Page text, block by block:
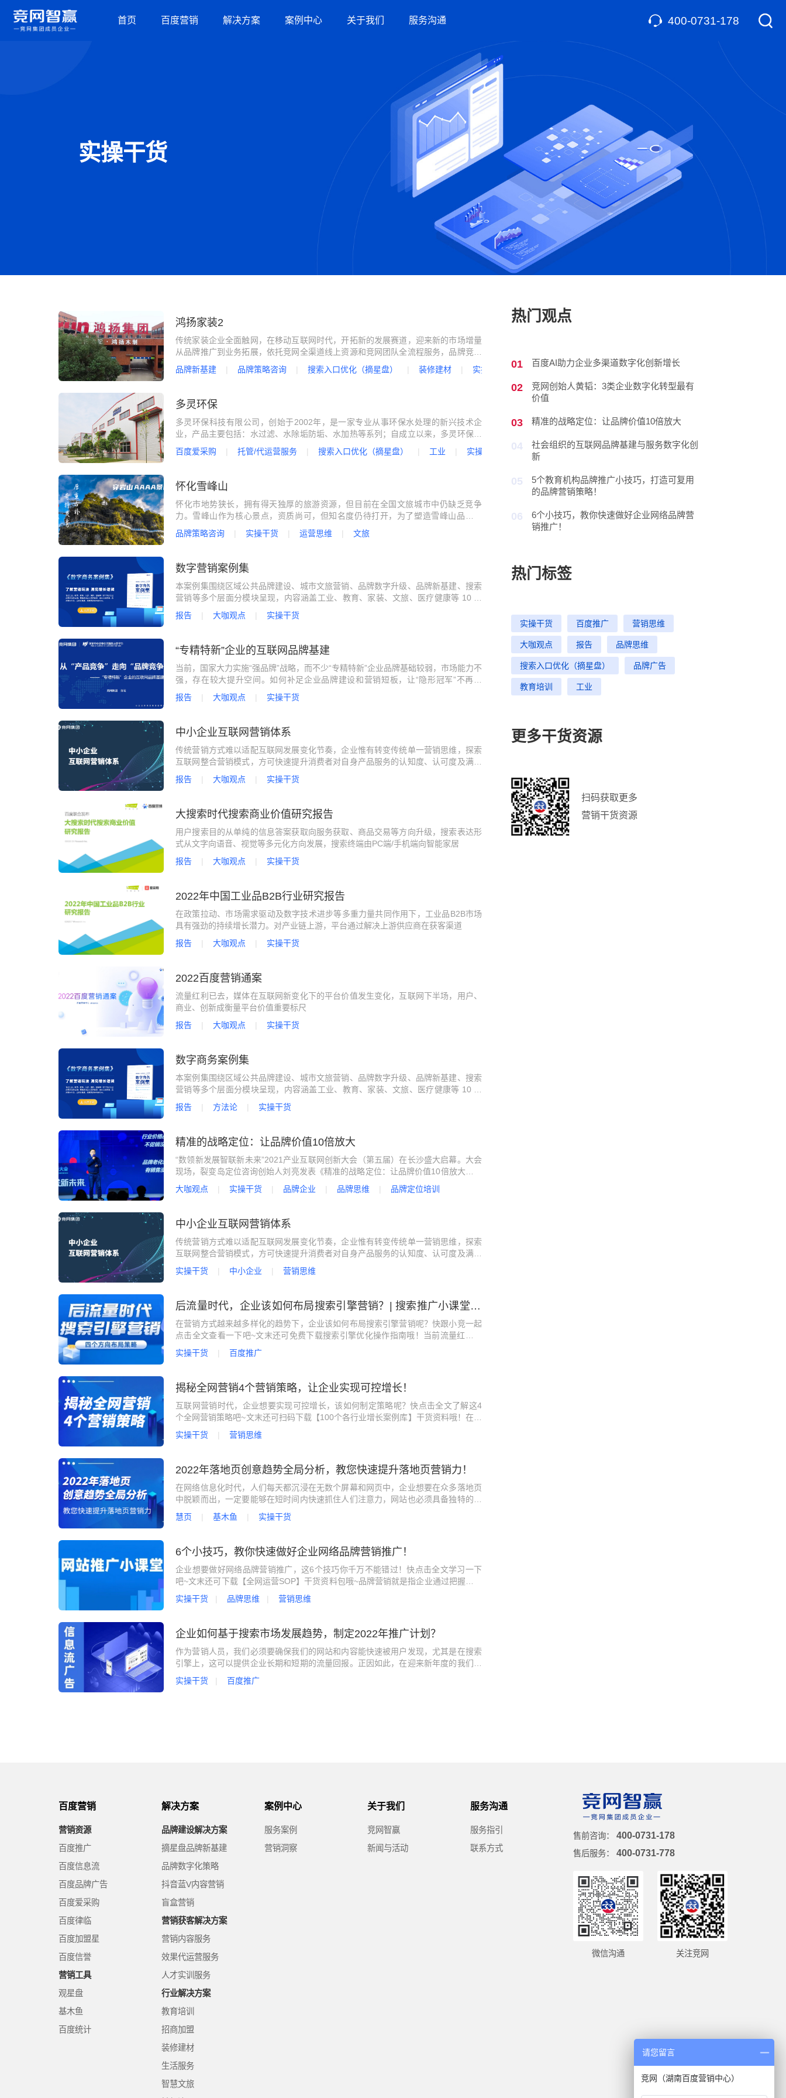
首页 百度营销
百度信誉
解决方案 案例中心 关于我们
新闻与活动
服务沟通
服务指引
联系方式
400-0731-178
实操干货
鸿扬家装2
传统家装企业全面触网，在移动互联网时代，开拓新的发展赛道，迎来新的市场增量
从品牌推广到业务拓展，依托竞网全渠道线上资源和竞网团队全流程服务，品牌竞争
力稳步提升，十年成就百城千店。
品牌新基建 品牌策略咨询 搜索入口优化（摘星盘） 装修建材 实操干货 品牌企业 百度推广
多灵环保
多灵环保科技有限公司，创始于2002年，是一家专业从事环保水处理的新兴技术企
业，产品主要包括：水过滤、水除垢防垢、水加热等系列；自成立以来，多灵环保凭
借雄厚的技术力量，创造出业界知名的“多灵过滤系统”，为全国累计节水量达到数百
万吨，是目前国内专业的水过滤生产基地。
百度爱采购 托管/代运营服务 搜索入口优化（摘星盘） 工业 实操干货 SEM培训 百度推广
怀化雪峰山
怀化市地势狭长，拥有得天独厚的旅游资源，但目前在全国文旅城市中仍缺乏竞争
力。雪峰山作为核心景点，资质尚可，但知名度仍待打开，为了塑造雪峰山品牌优
势，提升怀化旅游的整体影响力，项目团队先从定位出发，在旅游目的地价值点上为
雪峰山找到对标对象——自驾胜地阿拉善，打出“北有阿拉善，南有雪峰山”的创意定
品牌策略咨询 实操干货 运营思维 文旅
数字营销案例集
本案例集围绕区域公共品牌建设、城市文旅营销、品牌数字升级、品牌新基建、搜索
营销等多个层面分模块呈现，内容涵盖工业、教育、家装、文旅、医疗健康等 10 余
个细分行业的营销数字化应用与实践，以期推广各行业在品牌营销、数字化转型层面
的典型做法及经验成效，为更多企业提供学习和借鉴的可行方案和实践样本。
报告 大咖观点 实操干货
“专精特新”企业的互联网品牌基建
当前，国家大力实施“强品牌”战略，而不少“专精特新”企业品牌基础较弱，市场能力不
强，存在较大提升空间。如何补足企业品牌建设和营销短板，让“隐形冠军”不再隐
形？
报告 大咖观点 实操干货
中小企业互联网营销体系
传统营销方式难以适配互联网发展变化节奏，企业惟有转变传统单一营销思维，探索
互联网整合营销模式，方可快速提升消费者对自身产品服务的认知度、认可度及满意
度，服务业务销售成单。同时迅速树立企业口碑、提升品牌效果，最终实现多平台、
多渠道的“品效合一”。
报告 大咖观点 实操干货
大搜索时代搜索商业价值研究报告
用户搜索目的从单纯的信息答案获取向服务获取、商品交易等方向升级，搜索表达形
式从文字向语音、视觉等多元化方向发展，搜索终端由PC端/手机端向智能家居
报告
大咖观点 实操干货
2022年中国工业品B2B行业研究报告
在政策拉动、市场需求驱动及数字技术进步等多重力量共同作用下，工业品B2B市场
具有强劲的持续增长潜力。对产业链上游，平台通过解决上游供应商在获客渠道
报告
大咖观点 实操干货
2022百度营销通案
流量红利已去，媒体在互联网新变化下的平台价值发生变化，互联网下半场，用户、
商业、创新成衡量平台价值重要标尺
报告
大咖观点 实操干货
数字商务案例集
本案例集围绕区域公共品牌建设、城市文旅营销、品牌数字升级、品牌新基建、搜索
营销等多个层面分模块呈现，内容涵盖工业、教育、家装、文旅、医疗健康等 10 余
个细分行业的营销数字化应用与实践，以期推广各行业在品牌营销、数字化转型层面
的典型做法及经验成效，为更多企业提供学习和借鉴的可行方案和实践样本。
报告 方法论 实操干货
精准的战略定位：让品牌价值10倍放大
“数领新发展智联新未来”2021产业互联网创新大会（第五届）在长沙盛大启幕。大会
现场，裂变岛定位咨询创始人刘亮发表《精准的战略定位：让品牌价值10倍放大》主
题演讲。
大咖观点 实操干货 品牌企业 品牌思维 品牌定位培训
中小企业互联网营销体系
传统营销方式难以适配互联网发展变化节奏，企业惟有转变传统单一营销思维，探索
互联网整合营销模式，方可快速提升消费者对自身产品服务的认知度、认可度及满意
度，服务业务销售成单。同时迅速树立企业口碑、提升品牌效果，最终实现多平台、
多渠道的“品效合一”。这是新时代对新企业提出的新要求，
实操干货 中小企业 营销思维
后流量时代，企业该如何布局搜索引擎营销？| 搜索推广小课堂64
期
在营销方式越来越多样化的趋势下，企业该如何布局搜索引擎营销呢？快跟小竞一起
点击全文查看一下吧~文末还可免费下载搜索引擎优化操作指南哦！当前流量红利逐
渐消失，同行流量竞争激烈，在企业获客成本巨高不下的竞争环境下，后流量时代企
业该如何布局线上营销呢？今天小竞想主要以搜索引擎这个方向来跟大家具体分享一
值的流量入口。第一个原因：在“互联互..
实操干货 百度推广
揭秘全网营销4个营销策略，让企业实现可控增长！
互联网营销时代，企业想要实现可控增长，该如何制定策略呢？快点击全文了解这4
个全网营销策略吧~文末还可扫码下载【100个各行业增长案例库】干货资料哦！在目
前这个互联网+的时代，有些企业在互联网转型过程中发展得很好，但也有不少企业
在转型过程中遇到了层层困难。企业该如何突破目前的营销困境，提升自己的营销效
的企业家伙伴们会更偏向于全网营销，认..
实操干货 营销思维
2022年落地页创意趋势全局分析，教您快速提升落地页营销力！
在网络信息化时代，人们每天都沉浸在无数个屏幕和网页中，企业想要在众多落地页
中脱颖而出，一定要能够在短时间内快速抓住人们注意力，网站也必须具备独特的用
户体验与精妙的设计。为助力品牌升级优化广告落地页，进一步提高转化率，小二特
意与众多营销从业者找寻众多营销落地页真实案例，分析实际引流获客效果，来给大
用于网页设计，但也并不是所有网页都..
慧页 基木鱼 实操干货
6个小技巧，教你快速做好企业网络品牌营销推广！
企业想要做好网络品牌营销推广，这6个技巧你千万不能错过！快点击全文学习一下
吧~文末还可下载【全网运营SOP】干货资料包哦~品牌营销就是指企业通过把握消费
者对于产品的需求，凭借产品的质量、文化特征以及独特性的宣传方式，来营造一个
品牌在用户心中所认可的价值，从而形成品牌效益的一种营销策略和过程。那么，企
讲述企业品牌的来源、历史，来提供用户对..
实操干货 品牌思维 营销思维
企业如何基于搜索市场发展趋势，制定2022年推广计划？
作为营销人员，我们必须要确保我们的网站和内容能快速被用户发现，尤其是在搜索
引擎上，这可以提供企业长期和短期的流量回报。正因如此，在迎来新年度的我们更
要知晓整个搜索市场的发展趋势和优化变动是什么？才能针对整体的发展趋势来对自
己的搜索推广方案做一些优化和调整。01信息流推广的优化变动1、网页转化和商桥
实操干货 百度推广
热门观点
01 百度AI助力企业多渠道数字化创新增长
02
竞网创始人黄韬：3类企业数字化转型最有
价值
03 精准的战略定位：让品牌价值10倍放大
04
社会组织的互联网品牌基建与服务数字化创
新
05
5个教育机构品牌推广小技巧，打造可复用
的品牌营销策略！
06
6个小技巧，教你快速做好企业网络品牌营
销推广！
热门标签
实操干货 百度推广 营销思维
大咖观点 报告 品牌思维
搜索入口优化（摘星盘） 品牌广告
教育培训 工业
更多干货资源
扫码获取更多
营销干货资源
售前咨询： 400-0731-178
售后服务： 400-0731-778
微信沟通 关注竞网
百度营销
营销资源
百度推广
百度信息流
百度品牌广告
百度爱采购
百度律临
百度加盟星
百度信誉
营销工具
观星盘
基木鱼
百度统计
解决方案
品牌建设解决方案
摘星盘品牌新基建
品牌数字化策略
抖音蓝V内容营销
盲盒营销
营销获客解决方案
营销内容服务
效果代运营服务
人才实训服务
行业解决方案
教育培训
招商加盟
装修建材
生活服务
智慧文旅
案例中心
服务案例
营销洞察
关于我们
竞网智赢
新闻与活动
服务沟通
服务指引
联系方式
请您留言
竞网（湖南百度营销中心）